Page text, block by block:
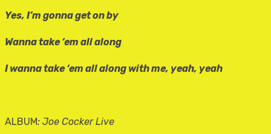
Yes, I’m gonna get on by
Wanna take ‘em all along
I wanna take ‘em all along with me, yeah, yeah
ALBUM: Joe Cocker Live